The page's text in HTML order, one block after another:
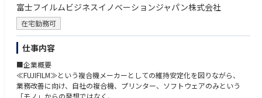
富士フイルムビジネスイノベーションジャパン株式会社
在宅勤務可
仕事内容
■企業概要
≪FUJIFILM≫という複合機メーカーとしての維持安定化を図りながら、
業務改善に向け、自社の複合機、プリンター、ソフトウェアのみという